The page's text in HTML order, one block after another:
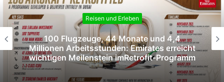
Reisen und Erleben
100 Flugzeuge, 44 Monate und 4,4
Millionen Arbeitsstunden: Emirates erreicht
wichtigen Meilenstein imRetrofit-Programm